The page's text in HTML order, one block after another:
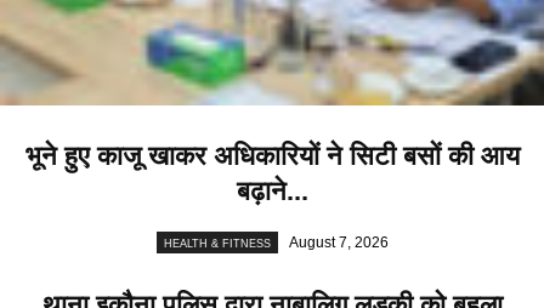
भूने हुए काजू खाकर अधिकारियों ने सिटी बसों की आय
बढ़ाने...
HEALTH & FITNESS August 7, 2026